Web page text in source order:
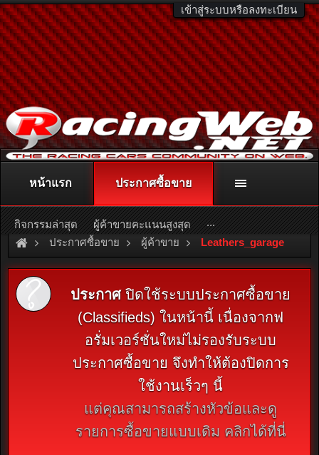
เข้าสู่ระบบหรือลงทะเบียน
ติดต่อลงโฆษณา racingweb@gmail.com
หรือโทร. 081-811-1138
หรืออ่านรายละเอียดเพิ่มเติม คลิกที่นี่
ประกาศซื้อขาย ผู้ค้าขาย Leathers_garage
ประกาศปิดใช้ระบบประกาศซื้อขาย
(Classifieds) ในหน้านี้ เนื่องจากฟ
อรั่มเวอร์ชั่นใหม่ไม่รองรับระบบ
ประกาศซื้อขาย จึงทำให้ต้องปิดการ
ใช้งานเร็วๆ นี้
แต่คุณสามารถสร้างหัวข้อและดู
รายการซื้อขายแบบเดิม คลิกได้ที่นี่
หน้าแรก ประกาศซื้อขาย
กิจกรรมล่าสุด ผู้ค้าขายคะแนนสูงสุด ...